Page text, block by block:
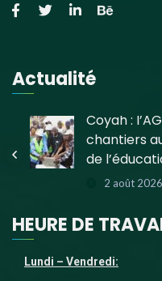
Actualité
Coyah :
chantiers
de
2 août 2026
HEURE DE
Lundi – Vendredi: